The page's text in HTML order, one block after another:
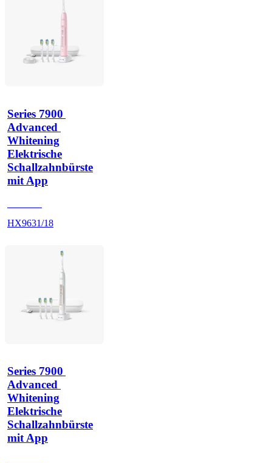
Series 7900
Advanced
Whitening
Elektrische
Schallzahnbürste
mit App
HX9631/18
Series 7900
Advanced
Whitening
Elektrische
Schallzahnbürste
mit App